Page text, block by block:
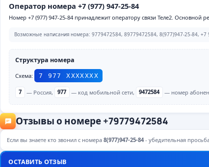
Оператор номера +7 (977) 947-25-84
Номер +7 (977) 947-25-84 принадлежит оператору связи Теле2. Основной
Возможные написания номера: 9779472584, 89779472584, 8(977)947-25-84,
Структура номера
Схема: 7 977 ХХХХХХХ
7 — Россия, 977 — код мобильной сети, 9472584 — номер
Отзывы о номере +79779472584
Если вы знаете кто звонил с номера 8(977)947-25-84- убедительная
ОСТАВИТЬ ОТЗЫВ